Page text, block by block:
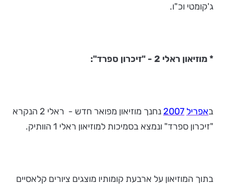
ג'קומטי וכ"ו.
* מוזיאון ראלי 2 - "זיכרון ספרד":
באפריל 2007
נחנך מוזיאון מפואר חדש - ראלי 2 הנקרא
"זיכרון ספרד" ונמצא בסמיכות למוזיאון ראלי 1 הוותיק.
בתוך המוזיאון על ארבעת קומותיו מוצגים ציורים קלאסיים